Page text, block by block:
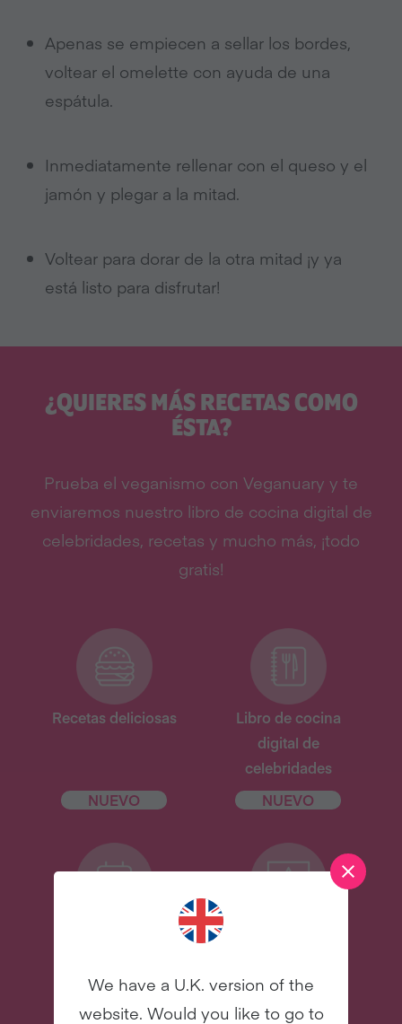
Apenas se empiecen a sellar los bordes,
voltear el omelette con ayuda de una
espátula.
Inmediatamente rellenar con el queso y el
jamón y plegar a la mitad.
Voltear para dorar de la otra mitad ¡y ya
está listo para disfrutar!
¿QUIERES MÁS RECETAS COMO
ÉSTA?
Prueba el veganismo con Veganuary y te
enviaremos nuestro libro de cocina digital de
celebridades, recetas y mucho más, ¡todo
gratis!
Recetas deliciosas
NUEVO
Libro de cocina
digital de
celebridades
NUEVO
asesorarte
We have a U.K. version of the
website. Would you like to go to